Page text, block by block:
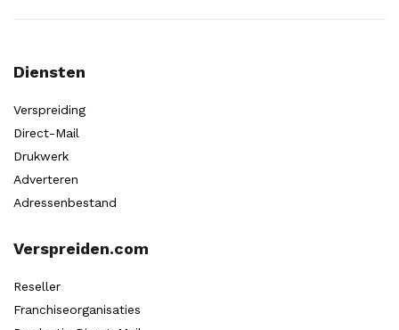
Diensten
Verspreiding
Direct-Mail
Drukwerk
Adverteren
Adressenbestand
Verspreiden.com
Reseller
Franchiseorganisaties